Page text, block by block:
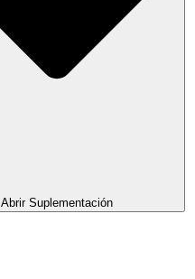
Abrir Suplementación